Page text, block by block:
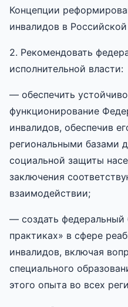
Концепции
инвалидов в
2. Рекомендовать
исполнительной власти:
— обеспечить
функционирование
инвалидов, обеспечив
региональными базами
социальной защиты
заключения
взаимодействии;
— создать федеральный
практиках» в сфере
инвалидов, включая
специального
этого опыта во всех